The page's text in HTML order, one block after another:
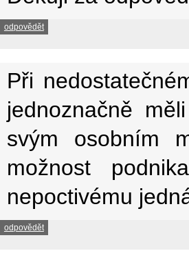
odpovědět
Při
jednoznačně
svým osobním
možnost
nepoctivému
odpovědět